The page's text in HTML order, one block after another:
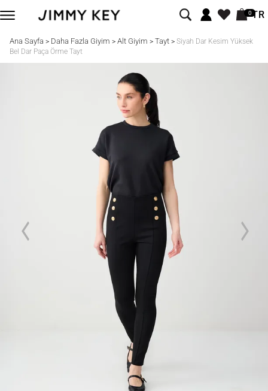
0TR
Ana Sayfa > Daha Fazla Giyim > Alt Giyim > Tayt> Siyah Dar Kesim Yüksek
Bel Dar Paça Örme Tayt